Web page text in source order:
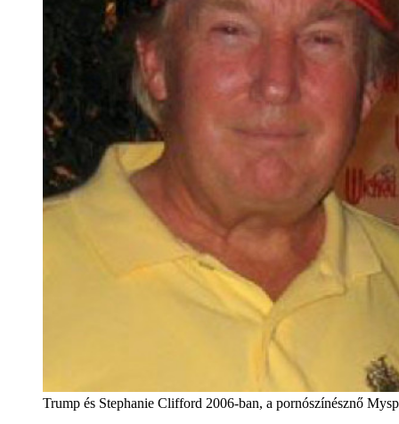
Trump és Stephanie Clifford 2006-ban, a pornószínésznő